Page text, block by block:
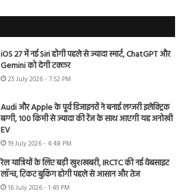
iOS 27 में नई Siri होगी पहले से ज्यादा स्मार्ट, ChatGPT और
Gemini को देगी टक्कर
25 July 2026 - 7:52 PM
Audi और Apple के पूर्व डिजाइनरों ने बनाई लग्जरी इलेक्ट्रिक
बग्गी, 100 किमी से ज्यादा की रेंज के साथ आएगी यह अनोखी
EV
19 July 2026 - 4:48 PM
रेल यात्रियों के लिए बड़ी खुशखबरी, IRCTC की नई वेबसाइट
लॉन्च, टिकट बुकिंग होगी पहले से आसान और तेज
16 July 2026 - 1:45 PM